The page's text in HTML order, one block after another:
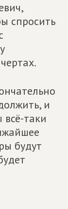
спросить
и
таки
будут